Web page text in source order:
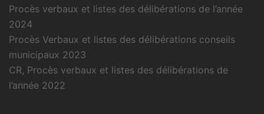
Procès verbaux et listes des délibérations de l’année
2024
Procès Verbaux et listes des délibérations conseils
municipaux 2023
CR, Procès verbaux et listes des délibérations de
l’année 2022